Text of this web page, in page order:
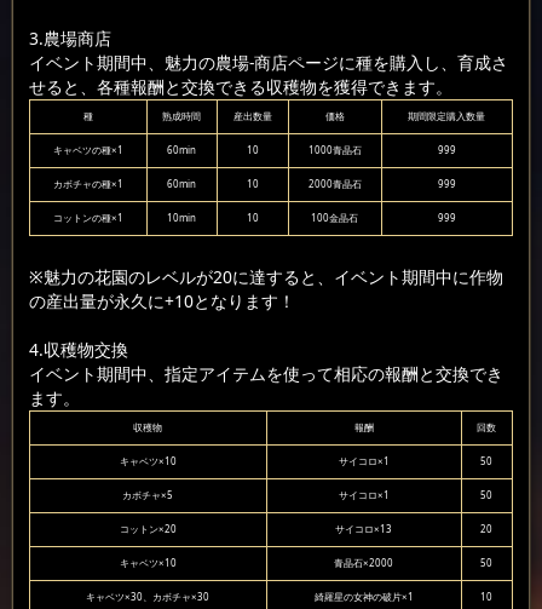
3.農場商店
イベント期間中、魅力の農場-商店ページに種を購入し、育成さ
せると、各種報酬と交換できる収穫物を獲得できます。
種 熟成時間 産出数量 価格 期間限定購入数量
キャベツの種×1 60min 10 1000青晶石 999
カボチャの種×1 60min 10 2000青晶石 999
コットンの種×1 10min 10 100金晶石 999
※魅力の花園のレベルが20に達すると、イベント期間中に作物
の産出量が永久に+10となります！
4.収穫物交換
イベント期間中、指定アイテムを使って相応の報酬と交換でき
ます。
収穫物 報酬 回数
キャベツ×10 サイコロ×1 50
カボチャ×5 サイコロ×1 50
コットン×20 サイコロ×13 20
キャベツ×10 青晶石×2000 50
キャベツ×30、カボチャ×30 綺羅星の女神の破片×1 10